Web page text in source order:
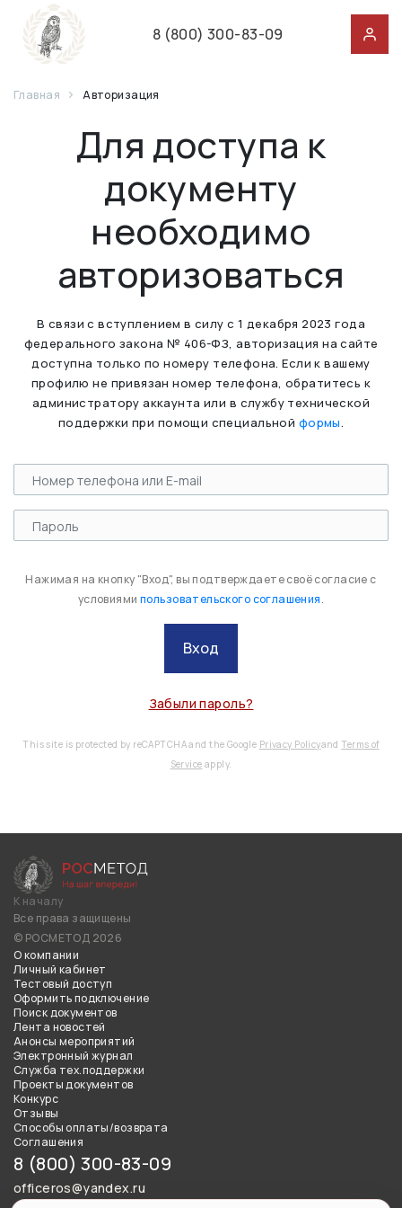
8 (800) 300-83-09
Главная Авторизация
Для доступа к
документу
необходимо
авторизоваться
В связи с вступлением в силу с 1 декабря 2023 года
федерального закона № 406-ФЗ, авторизация на сайте
доступна только по номеру телефона. Если к вашему
профилю не привязан номер телефона, обратитесь к
администратору аккаунта или в службу технической
поддержки при помощи специальной формы.
Нажимая на кнопку "Вход", вы подтверждаете своё согласие с
условиями пользовательского соглашения.
Вход
Забыли пароль?
This site is protected by reCAPTCHA and the Google Privacy PolicyandTerms of
Service apply.
К началу
Все права защищены
© РОСМЕТОД 2026
О компании
Личный кабинет
Тестовый доступ
Оформить подключение
Поиск документов
Лента новостей
Анонсы мероприятий
Электронный журнал
Служба тех.поддержки
Проекты документов
Конкурс
Отзывы
Способы оплаты/возврата
Соглашения
8 (800) 300-83-09
officeros@yandex.ru